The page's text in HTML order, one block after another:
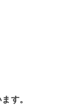
す。